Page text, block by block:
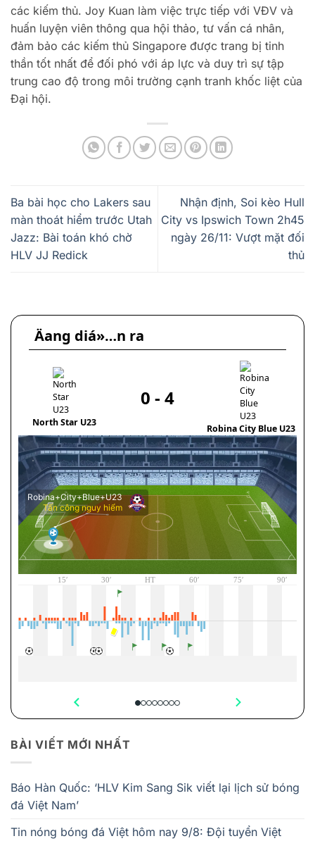
các kiếm thủ. Joy Kuan làm việc trực tiếp với VĐV và
huấn luyện viên thông qua hội thảo, tư vấn cá nhân,
đảm bảo các kiếm thủ Singapore được trang bị tinh
thần tốt nhất để đối phó với áp lực và duy trì sự tập
trung cao độ trong môi trường cạnh tranh khốc liệt của
Đại hội.
Ba bài học cho Lakers sau
màn thoát hiểm trước Utah
Jazz: Bài toán khó chờ
HLV JJ Redick
Nhận định, Soi kèo Hull
City vs Ipswich Town 2h45
ngày 26/11: Vượt mặt đối
thủ
Äang diá»…n ra
North Star U23
0 - 4
Robina City Blue U23
BÀI VIẾT MỚI NHẤT
Báo Hàn Quốc: ‘HLV Kim Sang Sik viết lại lịch sử bóng
đá Việt Nam’
Tin nóng bóng đá Việt hôm nay 9/8: Đội tuyển Việt